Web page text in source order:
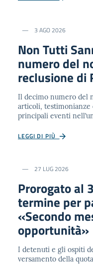
3 AGO 2026
Non Tutti
numero del
reclusione di
Il decimo numero del
articoli,
principali eventi
LEGGI DI PIÙ
27 LUG 2026
Prorogato al
termine per
«Secondo
opportunità»
I detenuti e gli ospiti
versamento della